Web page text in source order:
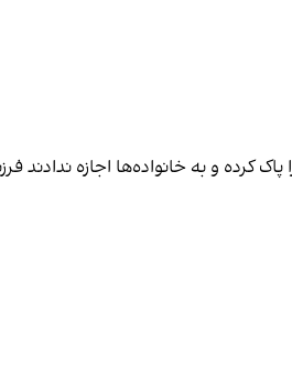
و به خانواده‌ها اجازه ندادند